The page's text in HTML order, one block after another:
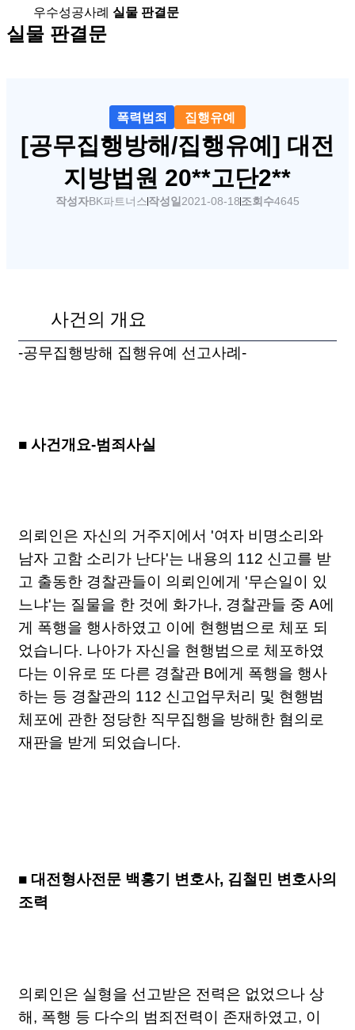
우수성공사례 실물 판결문
실물 판결문
폭력범죄 집행유예
[공무집행방해/집행유예] 대전
지방법원 20**고단2**
작성자BK파트너스 작성일 2021-08-18 조회수4645
사건의 개요
-공무집행방해 집행유예 선고사례-
■ 사건개요-범죄사실
의뢰인은 자신의 거주지에서 '여자 비명소리와
남자 고함 소리가 난다'는 내용의 112 신고를 받
고 출동한 경찰관들이 의뢰인에게 '무슨일이 있
느냐'는 질물을 한 것에 화가나, 경찰관들 중 A에
게 폭행을 행사하였고 이에 현행범으로 체포 되
었습니다. 나아가 자신을 현행범으로 체포하였
다는 이유로 또 다른 경찰관 B에게 폭행을 행사
하는 등 경찰관의 112 신고업무처리 및 현행범
체포에 관한 정당한 직무집행을 방해한 혐의로
재판을 받게 되었습니다.
■ 대전형사전문 백홍기 변호사, 김철민 변호사의
조력
의뢰인은 실형을 선고받은 전력은 없었으나 상
해, 폭행 등 다수의 범죄전력이 존재하였고, 이